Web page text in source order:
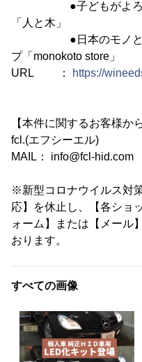
●子どもがよろこぶ
「人と木」
●日本のモノとコト
プ「monokoto store」
URL ：
https://
【本件に関するお客様か
fcl.(エフシーエル)
MAIL： info@fcl-hid.com
※新型コロナウイルス対
応】を休止し、【各ショ
ォーム】または【メール
おります。
すべての画像